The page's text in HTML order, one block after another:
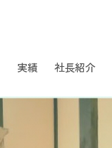
実績 社長紹介